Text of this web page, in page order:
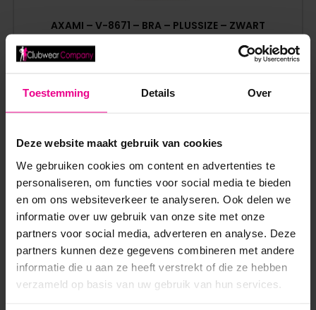
Toestemming Details Over
Deze website maakt gebruik van cookies
We gebruiken cookies om content en advertenties te
personaliseren, om functies voor social media te bieden
en om ons websiteverkeer te analyseren. Ook delen we
informatie over uw gebruik van onze site met onze
partners voor social media, adverteren en analyse. Deze
partners kunnen deze gegevens combineren met andere
informatie die u aan ze heeft verstrekt of die ze hebben
verzameld op basis van uw gebruik van hun services.
AXAMI – V-8671 – BRA – PLUSSIZE – ZWART
ANDERE MENSEN BEKEKEN OOK:
SALE!